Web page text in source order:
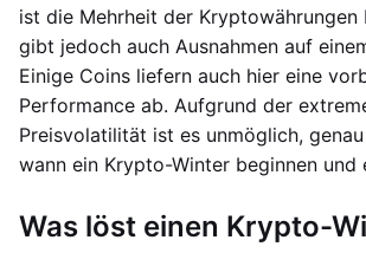
ist die Mehrheit der Kryptowährungen
gibt jedoch auch Ausnahmen auf
Einige Coins liefern auch hier eine
Performance ab. Aufgrund der
Preisvolatilität ist es unmöglich,
wann ein Krypto-Winter beginnen und
Was löst einen Krypto-